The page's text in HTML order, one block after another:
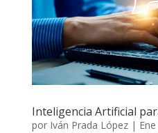
Inteligencia Artificial
por Iván Prada López|